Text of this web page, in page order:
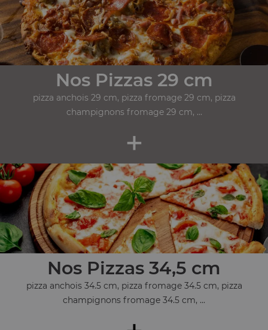
Nos Pizzas 29 cm
pizza anchois 29 cm, pizza fromage 29 cm, pizza
champignons fromage 29 cm, ...
+
Nos Pizzas 34,5 cm
pizza anchois 34.5 cm, pizza fromage 34.5 cm, pizza
champignons fromage 34.5 cm, ...